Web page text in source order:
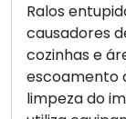
Ralos
causadores
cozinhas e
escoamento
limpeza do